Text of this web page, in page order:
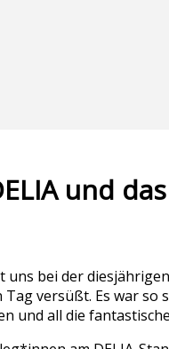
und
uns bei der
versüßt. Es war so
und all die